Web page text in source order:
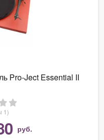
Pro-Ject Essential II
1)
руб.